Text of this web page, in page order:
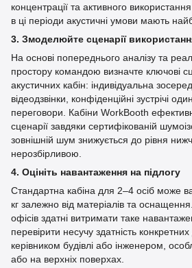
концентрації та активного
в ці періоди акустичні умови мають
3. Змоделюйте сценарії
На основі попереднього аналізу та
простору командою визначте ключові
акустичних кабін: індивідуальна
відеодзвінки, конфіденційні зустрічі
переговори. Кабіни WorkBooth
сценарії завдяки сертифікованій
зовнішній шум знижується до рівня
нерозбірливою.
4. Оцініть навантаження на підлогу
Стандартна кабіна для 2–4 осіб може
кг залежно від матеріалів та
офісів здатні витримати таке
перевірити несучу здатність конкретних
керівником будівлі або інженером,
або на верхніх поверхах.